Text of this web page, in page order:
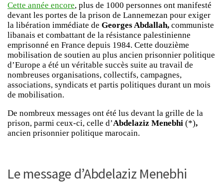
Cette année encore, plus de 1000 personnes ont manifesté
devant les portes de la prison de Lannemezan pour exiger
la libération immédiate de Georges Abdallah, communiste
libanais et combattant de la résistance palestinienne
emprisonné en France depuis 1984. Cette douzième
mobilisation de soutien au plus ancien prisonnier politique
d’Europe a été un véritable succès suite au travail de
nombreuses organisations, collectifs, campagnes,
associations, syndicats et partis politiques durant un mois
de mobilisation.
De nombreux messages ont été lus devant la grille de la
prison, parmi ceux-ci, celle d’Abdelaziz Menebhi (*),
ancien prisonnier politique marocain.
Le message d’Abdelaziz Menebhi